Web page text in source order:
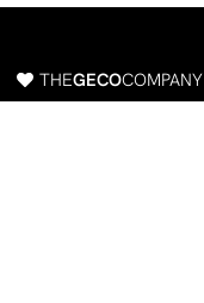
THEGECOCOMPANY